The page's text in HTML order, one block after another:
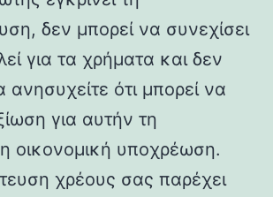
δεν μπορεί να συνεχίσει
για τα χρήματα και δεν
ανησυχείτε ότι μπορεί να
για αυτήν τη
οικονομική υποχρέωση.
χρέους σας παρέχει